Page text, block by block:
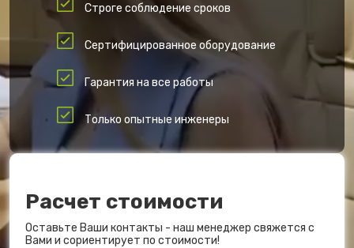
Строге соблюдение сроков
Сертифицированное оборудование
Гарантия на все работы
Только опытные инженеры
Расчет стоимости
Оставьте Ваши контакты - наш менеджер свяжется с
Вами и сориентирует по стоимости!